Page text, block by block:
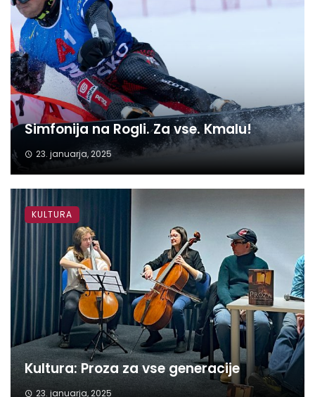
Simfonija na Rogli. Za vse. Kmalu!
23. januarja, 2025
Kultura: Proza za vse generacije
23. januarja, 2025
KULTURA